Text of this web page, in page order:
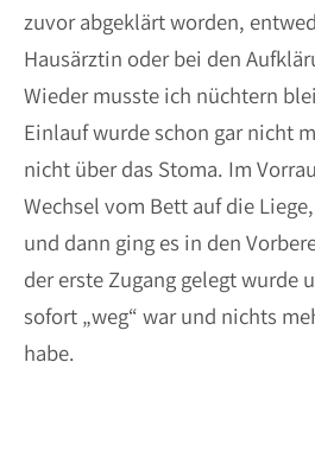
zuvor abgeklärt worden,
Hausärztin oder bei den
Wieder musste ich nüchtern
Einlauf wurde schon gar nicht
nicht über das Stoma. Im
Wechsel vom Bett auf die
und dann ging es in den
der erste Zugang gelegt wurde
sofort „weg“ war und nichts
habe.